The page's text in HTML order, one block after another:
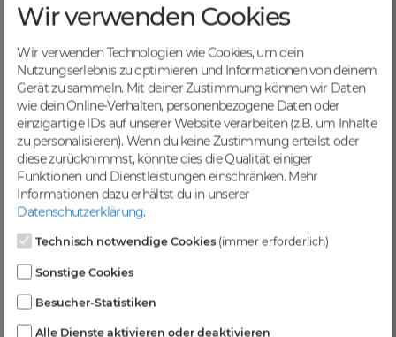
sicheren Domaintransfers.
Maximiere deinen Online-
Erfolg mit DomainCatcher
DomainCatcher ist dein Schlüssel
zum Online-Erfolg. Mit unserem
breiten Angebot an Domains kannst
du deine Online-Präsenz optimieren
und deine Zielgruppe gezielt
ansprechen. Nutze die Möglichkeit,
gezielten Traffic anzuziehen und deine
Sichtbarkeit in Suchmaschinen zu
steigern.
Profitiere von einer
vielfältigen Auswahl an
Bei DomainCatcher findest du eine
Wir verwenden Cookies
Wir verwenden Technologien wie Cookies, um dein
Nutzungserlebnis zu optimieren und Informationen von deinem
Gerät zu sammeln. Mit deiner Zustimmung können wir Daten
wie dein Online-Verhalten, personenbezogene Daten oder
einzigartige IDs auf unserer Website verarbeiten (z.B. um Inhalte
zu personalisieren). Wenn du keine Zustimmung erteilst oder
diese zurücknimmst, könnte dies die Qualität einiger
Funktionen und Dienstleistungen einschränken. Mehr
Informationen dazu erhältst du in unserer
Datenschutzerklärung.
Technisch notwendige Cookies (immer erforderlich)
Sonstige Cookies
Besucher-Statistiken
Alle Dienste aktivieren oder deaktivieren